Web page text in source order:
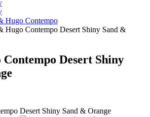
Hugo Contempo
Hugo Contempo Desert Shiny Sand &
Desert Shiny